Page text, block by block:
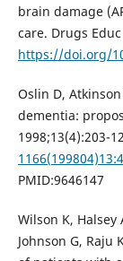
brain damage
care. Drugs
https://doi.org/
Oslin D,
dementia:
1998;13(4):203-
PMID:9646147
Wilson K, Halsey
Johnson G, Raju